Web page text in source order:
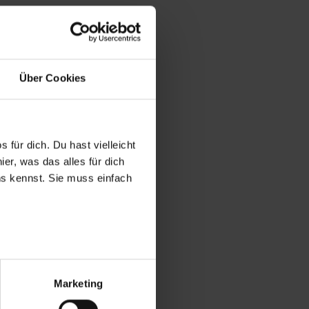
Über Cookies
für dich. Du hast vielleicht
was das alles für dich
kennst. Sie muss einfach
bei Benutzung der
zu analysieren
soziale Medien, Werbung
Marketing